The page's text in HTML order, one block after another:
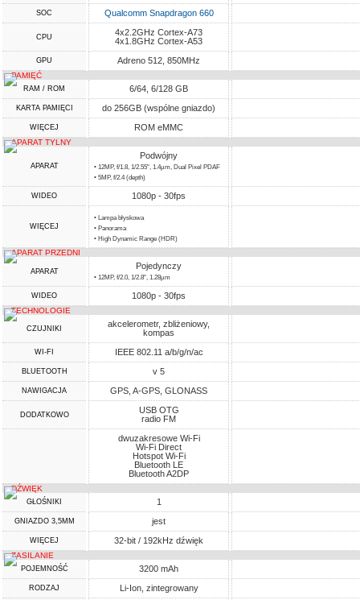
SOC Qualcomm Snapdragon 660
CPU
4x2.2GHz Cortex-A73
4x1.8GHz Cortex-A53
GPU Adreno 512, 850MHz
PAMIĘĆ
RAM / ROM 6/64, 6/128 GB
KARTA PAMIĘCI do 256GB (wspólne gniazdo)
WIĘCEJ ROM eMMC
APARAT TYLNY
APARAT
Podwójny
• 12MP, f/1.8, 1/2.55", 1.4µm, Dual Pixel PDAF
• 5MP, f/2.4 (depth)
WIDEO 1080p - 30fps
WIĘCEJ
• Lampa błyskowa
• Panorama
• High Dynamic Range (HDR)
APARAT PRZEDNI
APARAT
Pojedynczy
• 12MP, f/2.0, 1/2.8", 1.28µm
WIDEO 1080p - 30fps
TECHNOLOGIE
CZUJNIKI
akcelerometr, zbliżeniowy,
kompas
WI-FI IEEE 802.11 a/b/g/n/ac
BLUETOOTH v 5
NAWIGACJA GPS, A-GPS, GLONASS
DODATKOWO
USB OTG
radio FM
dwuzakresowe Wi-Fi
Wi-Fi Direct
Hotspot Wi-Fi
Bluetooth LE
Bluetooth A2DP
DŹWIĘK
GŁOŚNIKI 1
GNIAZDO 3,5MM jest
WIĘCEJ 32-bit / 192kHz dźwięk
ZASILANIE
POJEMNOŚĆ 3200 mAh
RODZAJ Li-Ion, zintegrowany